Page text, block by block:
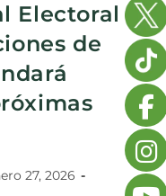
Electoral
de
27, 2026